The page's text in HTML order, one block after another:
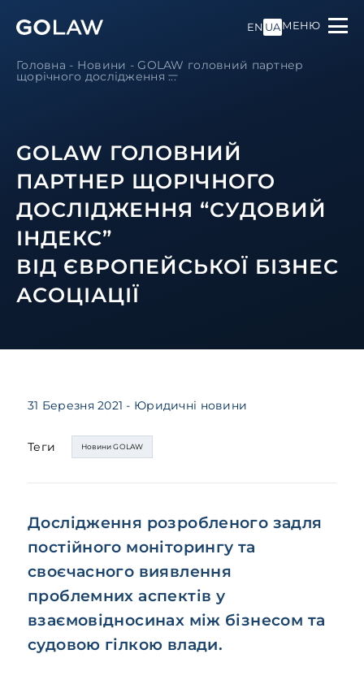
EN UAМЕНЮ
Головна - Новини -GOLAW головний партнер
щорічного дослідження ̶...
GOLAW ГОЛОВНИЙ
ПАРТНЕР ЩОРІЧНОГО
ДОСЛІДЖЕННЯ “СУДОВИЙ
ІНДЕКС”
ВІД ЄВРОПЕЙСЬКОЇ БІЗНЕС
АСОЦІАЦІЇ
31 Березня 2021 - Юридичні новини
Теги Новини GOLAW
Дослідження розробленого задля
постійного моніторингу та
своєчасного виявлення
проблемних аспектів у
взаємовідносинах між бізнесом та
судовою гілкою влади.